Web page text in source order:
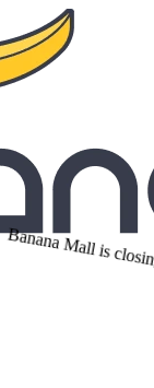
Banana Mall is